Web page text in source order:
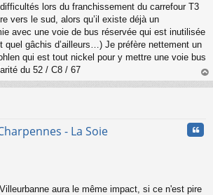
lors du franchissement du carrefour T3
vers le sud, alors qu’il existe déjà un
avec une voie de bus réservée qui est inutilisée
gâchis d’ailleurs…) Je préfère nettement un
qui est tout nickel pour y mettre une voie bus
du 52 / C8 / 67
au
- La Soie
aura le même impact, si ce n'est pire